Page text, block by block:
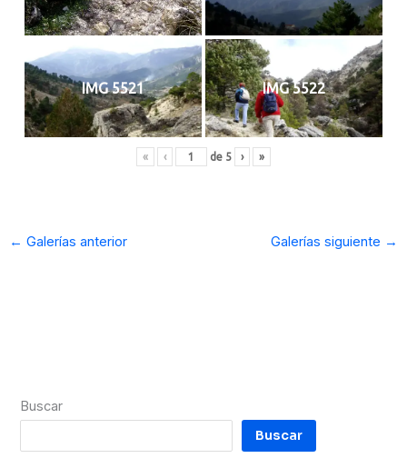
IMG 5521 IMG 5522
« ‹ de 5 › »
← Galerías anterior Galerías siguiente →
Buscar
Buscar